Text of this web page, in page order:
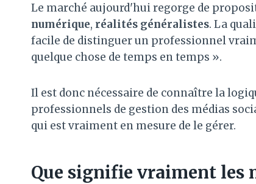
Le marché aujourd'hui regorge de
numérique, réalités généralistes. La
facile de distinguer un professionnel
quelque chose de temps en temps ».
Il est donc nécessaire de connaître la
professionnels de gestion des médias
qui est vraiment en mesure de le gérer.
Que signifie vraiment les